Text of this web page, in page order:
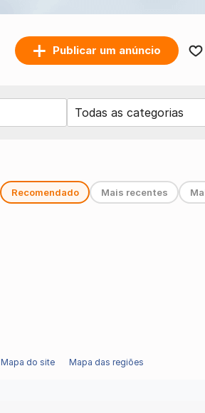
Publicar um anúncio
Recomendado Mais recentes
Mapa do site Mapa das regiões